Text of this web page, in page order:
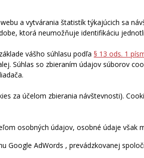
a vytvárania štatistík týkajúcich sa
ktorá neumožňuje identifikáciu
vášho súhlasu podľa§ 13 ods. 1
Súhlas so zbieraním údajov súborov
za účelom zbierania návštevnosti).
osobných údajov, osobné údaje však
Google AdWords , prevádzkovanej